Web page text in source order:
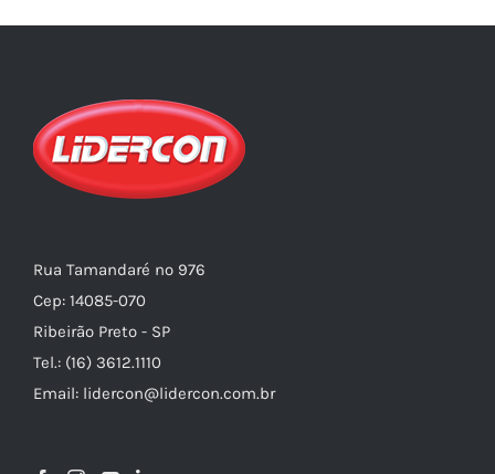
Rua Tamandaré nº 976
Cep: 14085-070
Ribeirão Preto - SP
Tel.: (16) 3612.1110
Email: lidercon@lidercon.com.br